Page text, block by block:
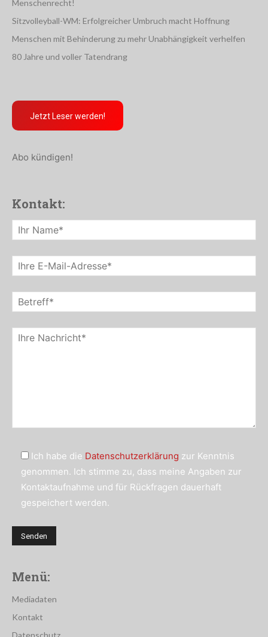
Menschenrecht!
Sitzvolleyball-WM: Erfolgreicher Umbruch macht Hoffnung
Menschen mit Behinderung zu mehr Unabhängigkeit verhelfen
80 Jahre und voller Tatendrang
Jetzt Leser werden!
Abo kündigen!
Kontakt:
Ich habe die Datenschutzerklärung zur Kenntnis
genommen. Ich stimme zu, dass meine Angaben zur
Kontaktaufnahme und für Rückfragen dauerhaft
gespeichert werden.
Menü:
Mediadaten
Kontakt